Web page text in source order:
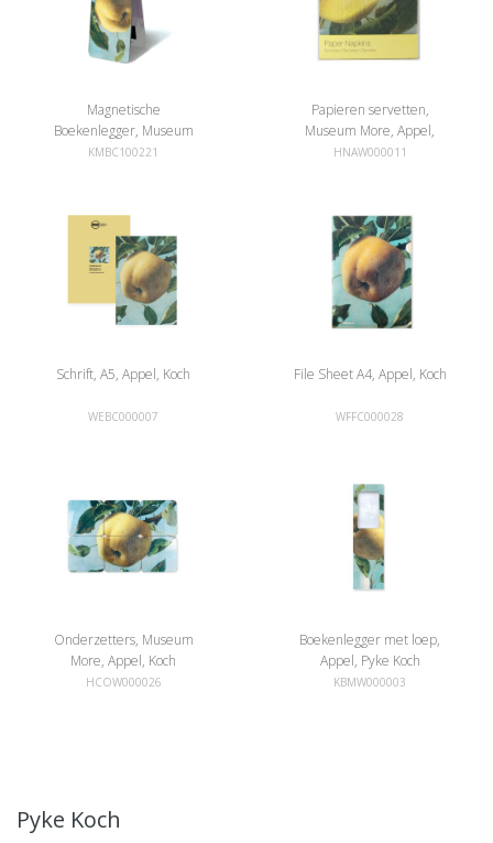
Magnetische
Boekenlegger, Museum
More, Appel, Koch
KMBC100221
Papieren servetten,
Museum More, Appel,
Koch
HNAW000011
Schrift, A5, Appel, Koch
WEBC000007
File Sheet A4, Appel, Koch
WFFC000028
Onderzetters, Museum
More, Appel, Koch
HCOW000026
Boekenlegger met loep,
Appel, Pyke Koch
KBMW000003
Pyke Koch